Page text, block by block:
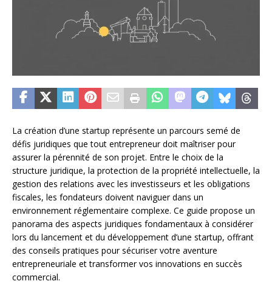
La création d’une startup représente un parcours semé de
défis juridiques que tout entrepreneur doit maîtriser pour
assurer la pérennité de son projet. Entre le choix de la
structure juridique, la protection de la propriété intellectuelle, la
gestion des relations avec les investisseurs et les obligations
fiscales, les fondateurs doivent naviguer dans un
environnement réglementaire complexe. Ce guide propose un
panorama des aspects juridiques fondamentaux à considérer
lors du lancement et du développement d’une startup, offrant
des conseils pratiques pour sécuriser votre aventure
entrepreneuriale et transformer vos innovations en succès
commercial.